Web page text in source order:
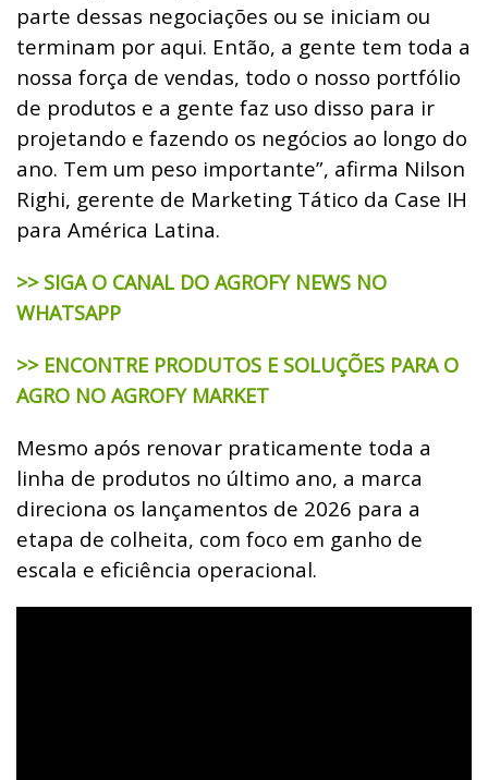
parte dessas negociações ou se iniciam ou
terminam por aqui. Então, a gente tem toda a
nossa força de vendas, todo o nosso portfólio
de produtos e a gente faz uso disso para ir
projetando e fazendo os negócios ao longo do
ano. Tem um peso importante”, afirma Nilson
Righi, gerente de Marketing Tático da Case IH
para América Latina.
>> SIGA O CANAL DO AGROFY NEWS NO
WHATSAPP
>> ENCONTRE PRODUTOS E SOLUÇÕES PARA O
AGRO NO AGROFY MARKET
Mesmo após renovar praticamente toda a
linha de produtos no último ano, a marca
direciona os lançamentos de 2026 para a
etapa de colheita, com foco em ganho de
escala e eficiência operacional.